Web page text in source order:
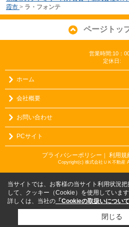
霞市 > ラ・フォンテ
ページトッ
営業時間:10：
定休日:
ホーム
会社概要
お問い合わせ
PCサイト
プライバシーポリシー 利用規
Copyright(c) 株式会社ＵＫ不動産
当サイトでは、お客様の当サイト利用状況
して、クッキー（Cookie）を使用しています
詳しくは、当社の 「Cookieの取扱いについて
閉じる